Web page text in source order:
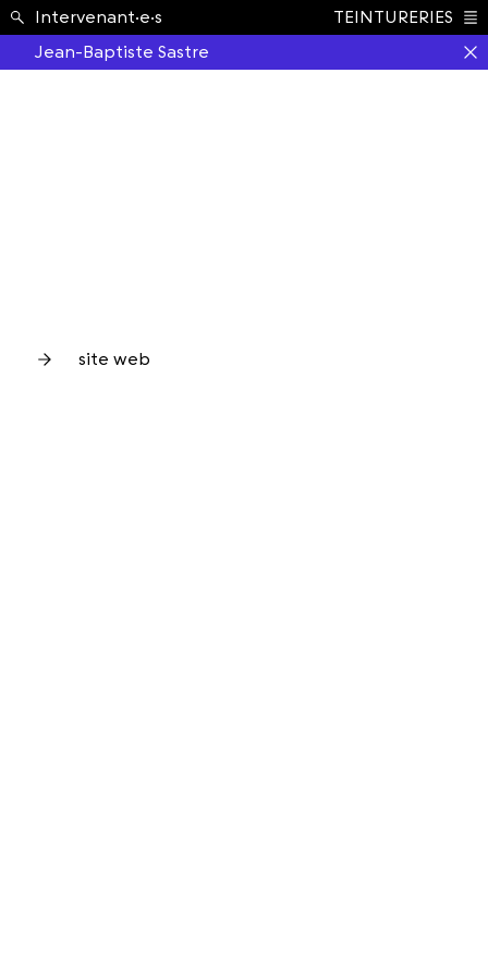
École ›
Intervenant·e·s
TEINTURERIES
Jean-Baptiste Sastre
site web